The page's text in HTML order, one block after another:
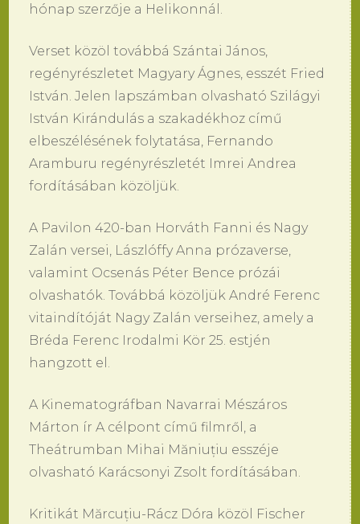
hónap szerzője a Helikonnál.
Verset közöl továbbá Szántai János,
regényrészletet Magyary Ágnes, esszét Fried
István. Jelen lapszámban olvasható Szilágyi
István Kirándulás a szakadékhoz című
elbeszélésének folytatása, Fernando
Aramburu regényrészletét Imrei Andrea
fordításában közöljük.
A Pavilon 420-ban Horváth Fanni és Nagy
Zalán versei, Lászlóffy Anna prózaverse,
valamint Ocsenás Péter Bence prózái
olvashatók. Továbbá közöljük André Ferenc
vitaindítóját Nagy Zalán verseihez, amely a
Bréda Ferenc Irodalmi Kör 25. estjén
hangzott el.
A Kinematográfban Navarrai Mészáros
Márton ír A célpont című filmről, a
Theátrumban Mihai Măniuțiu esszéje
olvasható Karácsonyi Zsolt fordításában.
Kritikát Mărcuțiu-Rácz Dóra közöl Fischer